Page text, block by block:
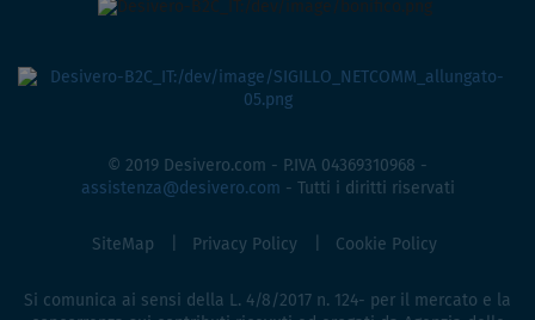
© 2019 Desivero.com - P.IVA 04369310968 -
assistenza@desivero.com - Tutti i diritti riservati
SiteMap Privacy Policy Cookie Policy
Si comunica ai sensi della L. 4/8/2017 n. 124- per il mercato e la